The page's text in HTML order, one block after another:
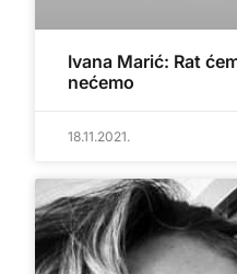
Ivana Marić: Rat
nećemo
18.11.2021.